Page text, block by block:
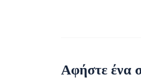
Αφήστε ένα